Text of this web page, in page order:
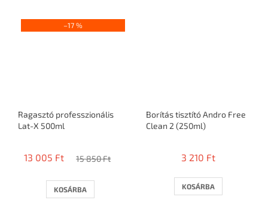
–17 %
Ragasztó professzionális
Lat-X 500ml
13 005 Ft 15 850 Ft
KOSÁRBA
Borítás tisztító Andro Free
Clean 2 (250ml)
3 210 Ft
KOSÁRBA